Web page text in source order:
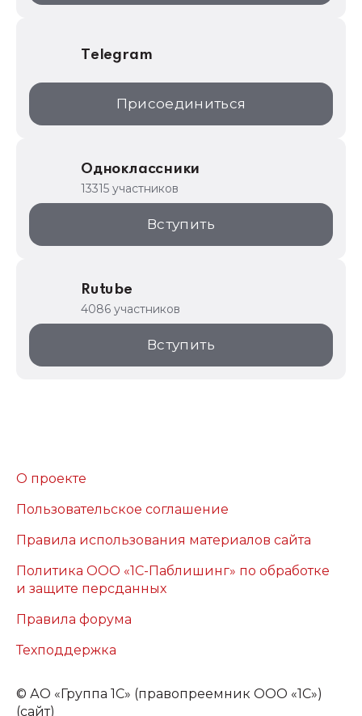
Telegram
Присоединиться
Одноклассники
13315 участников
Вступить
Rutube
4086 участников
Вступить
О проекте
Пользовательское соглашение
Правила использования материалов сайта
Политика ООО «1С-Паблишинг» по обработке
и защите персданных
Правила форума
Техподдержка
© АО «Группа 1С» (правопреемник ООО «1С»)
(сайт)